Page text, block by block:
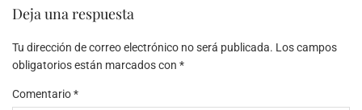
Deja una respuesta
Tu dirección de correo electrónico no será publicada. Los campos
obligatorios están marcados con *
Comentario*